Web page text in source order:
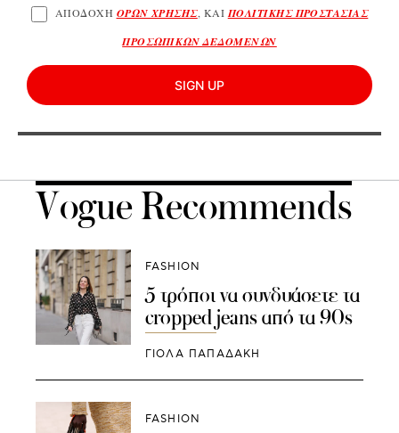
ΑΠΟΔΟΧΗ ΟΡΩΝ ΧΡΗΣΗΣ, ΚΑΙ ΠΟΛΙΤΙΚΗΣ ΠΡΟΣΤΑΣΙΑΣ
ΠΡΟΣΩΠΙΚΩΝ ΔΕΔΟΜΕΝΩΝ
SIGN UP
Vogue Recommends
FASHION
5 τρόποι να συνδυάσετε τα
cropped jeans από τα 90s
ΓΙΌΛΑ ΠΑΠΑΔΆΚΗ
FASHION